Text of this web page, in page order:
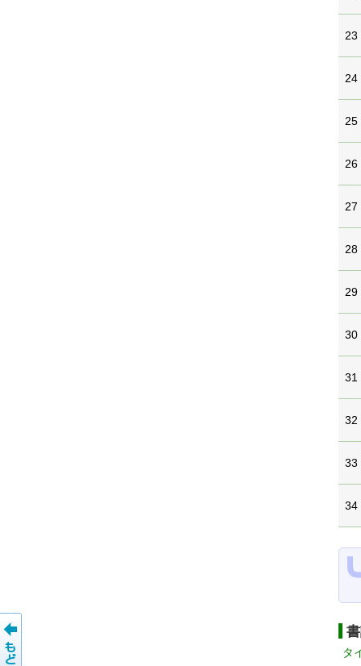
23
24
25
26
27
28
29
30
31
32
33
34
タ